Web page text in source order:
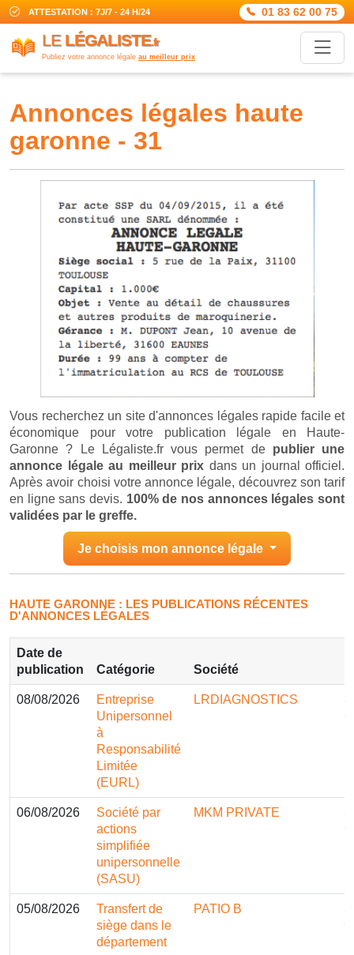
ATTESTATION : 7J/7 - 24 H/24 01 83 62 00 75
LE LÉGALISTE.fr
Publiez votre annonce légale au meilleur prix
annonces légales haute
garonne - 31
Vous recherchez un site d'annonces légales rapide facile et
économique pour votre publication légale en Haute-
Garonne ? Le Légaliste.fr vous permet de publier une
annonce légale au meilleur prix dans un journal officiel.
Après avoir choisi votre annonce légale, découvrez son tarif
en ligne sans devis. 100% de nos annonces légales sont
validées par le greffe.
Je choisis mon annonce légale
HAUTE GARONNE : LES PUBLICATIONS RÉCENTES
D'ANNONCES LÉGALES
Date de
publication
Catégorie Société
08/08/2026
Entreprise
Unipersonnel
à
Responsabilité
Limitée
(EURL)
LRDIAGNOSTICS
06/08/2026
Société par
actions
simplifiée
unipersonnelle
(SASU)
MKM PRIVATE
05/08/2026
Transfert de
siège dans le
département
PATIO B